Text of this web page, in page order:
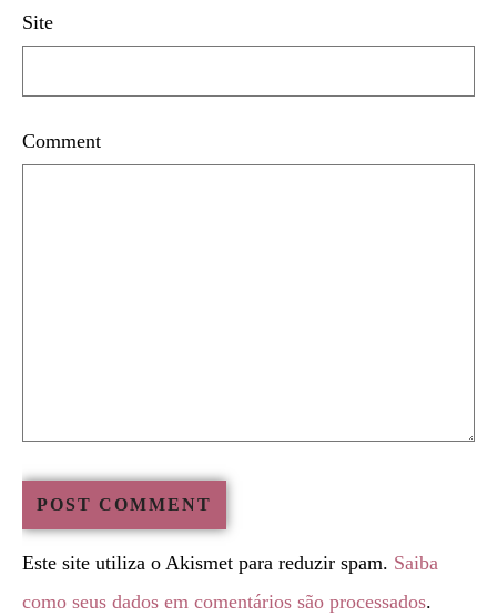
Site
Comment
Este site utiliza o Akismet para reduzir spam. Saiba
como seus dados em comentários são processados.